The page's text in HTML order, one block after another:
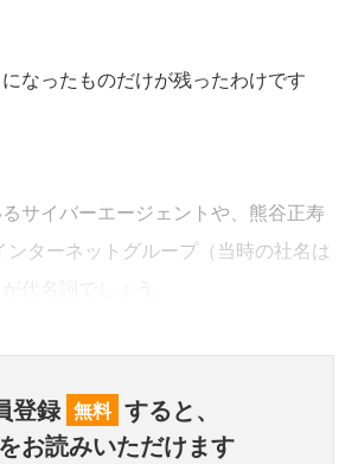
なったものだけが残ったわけです
サイバーエージェントや、熊谷正寿
ンターネットグループ（当時の社名は
登録 無料 すると、
お読みいただけます